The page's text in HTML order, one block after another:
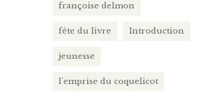
françoise delmon
fête du livre Introduction
jeunesse
l'emprise du coquelicot